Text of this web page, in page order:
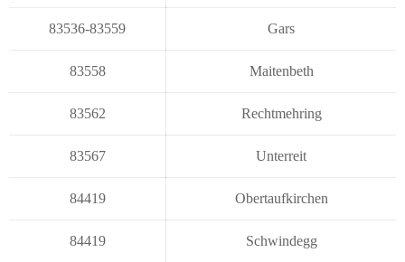
83536-83559 Gars
83558 Maitenbeth
83562 Rechtmehring
83567 Unterreit
84419 Obertaufkirchen
84419 Schwindegg